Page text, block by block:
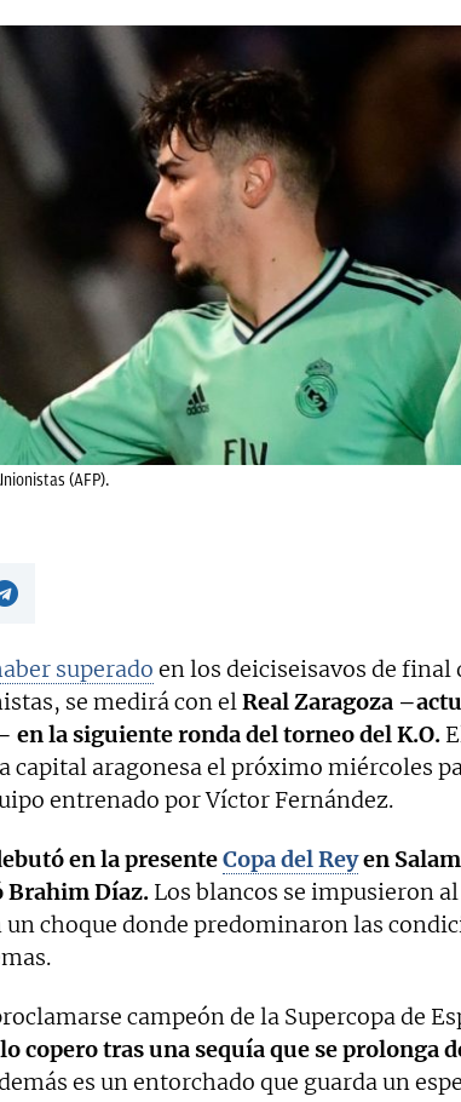
(AFP).
superado en los deiciseisavos de final
se medirá con elReal Zaragoza
en la siguiente ronda del torneo del K.O.
capital aragonesa el próximo miércoles
entrenado por Víctor Fernández.
en la presenteCopa del Reyen
Brahim Díaz. Los blancos se impusieron al
choque donde predominaron las
campeón de la Supercopa de
copero tras una sequía que se prolonga
es un entorchado que guarda un